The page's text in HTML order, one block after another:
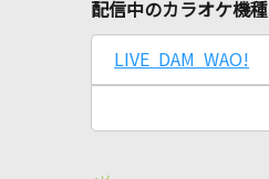
配信中のカラオケ機種
LIVE DAM WAO!